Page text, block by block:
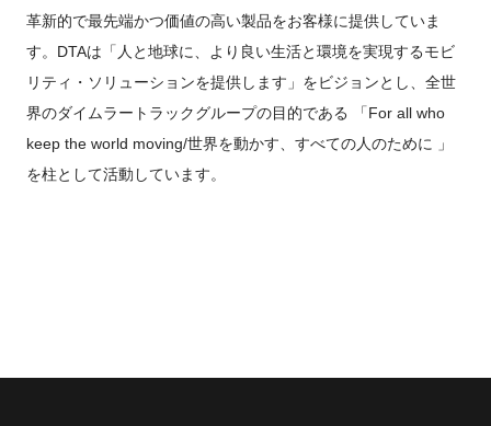
革新的で最先端かつ価値の高い製品をお客様に提供していま
す。DTAは「人と地球に、より良い生活と環境を実現するモビ
リティ・ソリューションを提供します」をビジョンとし、全世
界のダイムラートラックグループの目的である 「For all who
keep the world moving/世界を動かす、すべての人のために 」
を柱として活動しています。